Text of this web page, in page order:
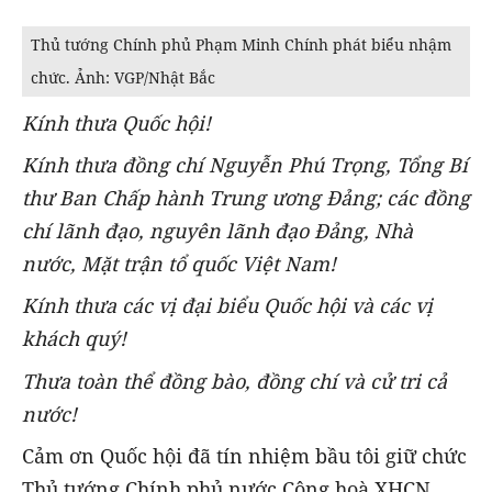
Thủ tướng Chính phủ Phạm Minh Chính phát biểu nhậm
chức. Ảnh: VGP/Nhật Bắc
Kính thưa Quốc hội!
Kính thưa đồng chí Nguyễn Phú Trọng, Tổng Bí
thư Ban Chấp hành Trung ương Đảng; các đồng
chí lãnh đạo, nguyên lãnh đạo Đảng, Nhà
nước, Mặt trận tổ quốc Việt Nam!
Kính thưa các vị đại biểu Quốc hội và các vị
khách quý!
Thưa toàn thể đồng bào, đồng chí và cử tri cả
nước!
Cảm ơn Quốc hội đã tín nhiệm bầu tôi giữ chức